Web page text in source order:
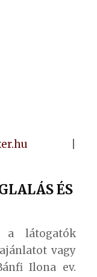
ÉS
a látogatók
vagy
Ilona ev.